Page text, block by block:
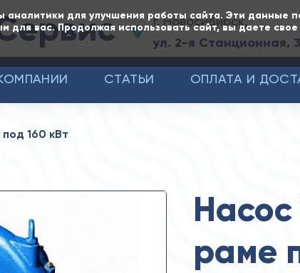
для улучшения работы сайта. Эти данные
для вас. Продолжая использовать сайт, вы даете
г. Новосибирск,
ул. 2-я Станционная,
СТАТЬИ ОПЛАТА И
160 кВт
Насос
раме